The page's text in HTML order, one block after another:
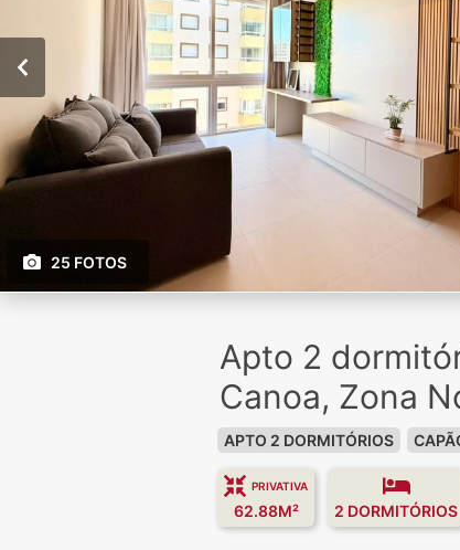
25 FOTOS
Apto 2
Canoa, Zona
APTO 2 DORMITÓRIOS
PRIVATIVA
62.88M² 2 DORMITÓRIOS